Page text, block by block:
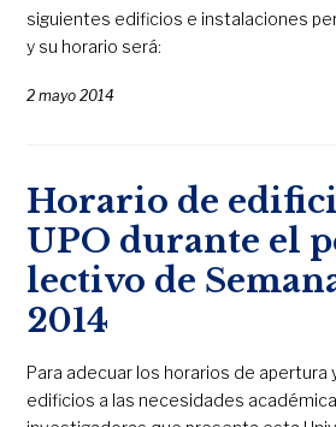
siguientes edificios e instalaciones
y su horario será:
2 mayo 2014
Horario de
UPO durante el
lectivo de
2014
Para adecuar los horarios de apertura
edificios a las necesidades